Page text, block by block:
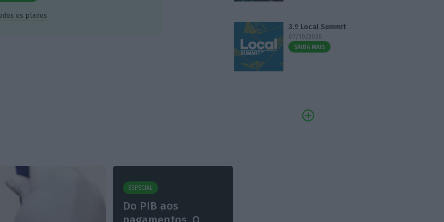
os planos
3.º Local Summit
07/10/2026
SAIBA MAIS
ESPECIAL
Do PIB aos